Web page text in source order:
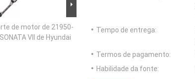
de motor de 21950-
VII de Hyundai
Tempo de entrega:
Termos de pagamento:
Habilidade da fonte: